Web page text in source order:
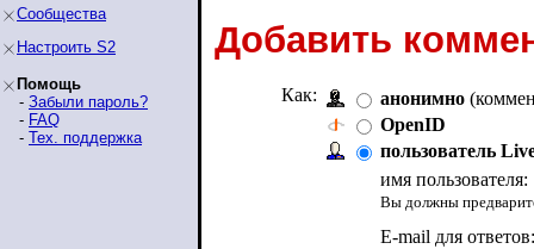
Сообщества
Настроить S2
Помощь
- Забыли пароль?
- FAQ
- Тех. поддержка
Добавить
Как: анонимно
OpenID
пользователь
имя пользователя:
Вы должны
E-mail для